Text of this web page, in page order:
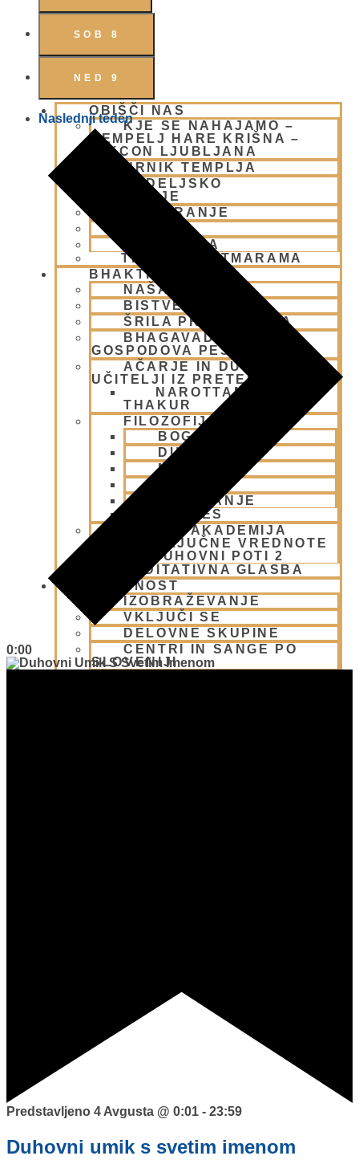
VAŠA VPRAŠANJA
BLOG
OBIŠČI NAS
KJE SE NAHAJAMO –
TEMPELJ HARE KRIŠNA –
ISKCON LJUBLJANA
URNIK TEMPLJA
NEDELJSKO
SREČANJE
PARKIRANJE
ZGODOVINA
TRGOVINA ATMARAMA
BHAKTI JOGA
NAŠA UČENJA
BISTVENI NAUKI
ŠRILA PRABHUPADA
BHAGAVAD GITA
GOSPODOVA PESEM
AČARJE IN DUHOVNI
UČITELJI IZ PRETEKLOSTI
NAROTTAM DAS
THAKUR
FILOZOFIJA
BOG
DUŠA
NARAVA
DELOVANJE
PROCES
BHAKTI AKADEMIJA
KLJUČNE VREDNOTE
NA DUHOVNI POTI 2
MEDITATIVNA GLASBA
SKUPNOST
IZOBRAŽEVANJE
VKLJUČI SE
DELOVNE SKUPINE
CENTRI IN SANGE PO
SLOVENIJI
SOB 8
NED 9
Naslednji teden
0:00
Predstavljeno 4 Avgusta @ 0:01 - 23:59
Duhovni umik s svetim imenom